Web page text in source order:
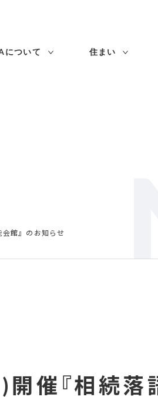
について 住まい
館』のお知らせ
催『相続落